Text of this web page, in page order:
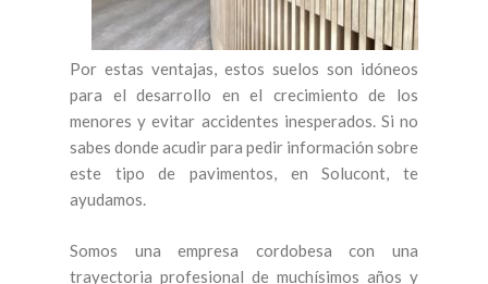
Por estas ventajas, estos suelos son idóneos
para el desarrollo en el crecimiento de los
menores y evitar accidentes inesperados. Si no
sabes donde acudir para pedir información sobre
este tipo de pavimentos, en Solucont, te
ayudamos.
Somos una empresa cordobesa con una
trayectoria profesional de muchísimos años y